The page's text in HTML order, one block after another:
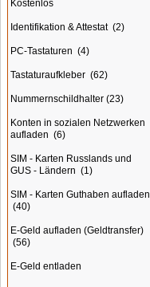
Kostenlos
Identifikation & Attestat (2)
PC-Tastaturen (4)
Tastaturaufkleber (62)
Nummernschildhalter (23)
Konten in sozialen Netzwerken
aufladen (6)
SIM - Karten Russlands und
GUS - Ländern (1)
SIM - Karten Guthaben aufladen
(40)
E-Geld aufladen (Geldtransfer)
(56)
E-Geld entladen